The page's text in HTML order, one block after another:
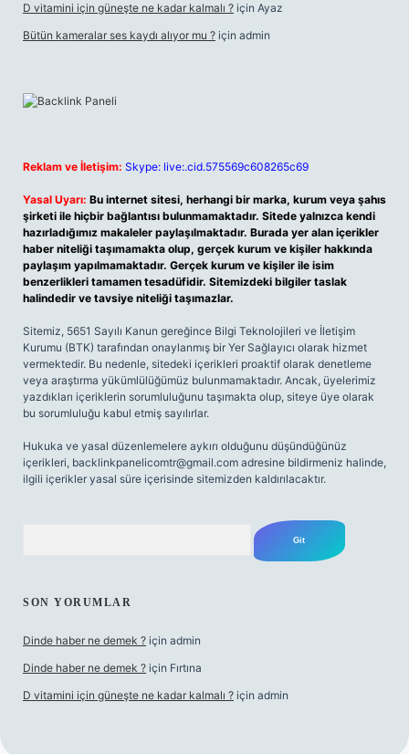
D vitamini için güneşte ne kadar kalmalı ? için Ayaz
Bütün kameralar ses kaydı alıyor mu ? için admin
Reklam ve İletişim: Skype: live:.cid.575569c608265c69
Yasal Uyarı: Bu internet sitesi, herhangi bir marka, kurum veya şahıs
şirketi ile hiçbir bağlantısı bulunmamaktadır. Sitede yalnızca kendi
hazırladığımız makaleler paylaşılmaktadır. Burada yer alan içerikler
haber niteliği taşımamakta olup, gerçek kurum ve kişiler hakkında
paylaşım yapılmamaktadır. Gerçek kurum ve kişiler ile isim
benzerlikleri tamamen tesadüfidir. Sitemizdeki bilgiler taslak
halindedir ve tavsiye niteliği taşımazlar.
Sitemiz, 5651 Sayılı Kanun gereğince Bilgi Teknolojileri ve İletişim
Kurumu (BTK) tarafından onaylanmış bir Yer Sağlayıcı olarak hizmet
vermektedir. Bu nedenle, sitedeki içerikleri proaktif olarak denetleme
veya araştırma yükümlülüğümüz bulunmamaktadır. Ancak, üyelerimiz
yazdıkları içeriklerin sorumluluğunu taşımakta olup, siteye üye olarak
bu sorumluluğu kabul etmiş sayılırlar.
Hukuka ve yasal düzenlemelere aykırı olduğunu düşündüğünüz
içerikleri, backlinkpanelicomtr@gmail.com adresine bildirmeniz halinde,
ilgili içerikler yasal süre içerisinde sitemizden kaldırılacaktır.
SON YORUMLAR
Dinde haber ne demek ? için admin
Dinde haber ne demek ? için Fırtına
D vitamini için güneşte ne kadar kalmalı ? için admin